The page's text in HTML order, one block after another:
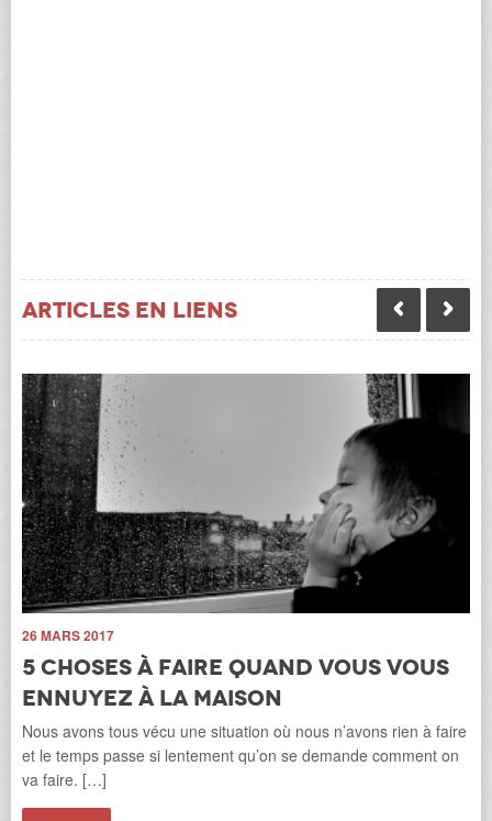
Articles en liens
26 MARS 2017
5 choses à faire quand vous vous
ennuyez à la maison
Nous avons tous vécu une situation où nous n’avons rien à faire
et le temps passe si lentement qu’on se demande comment on
va faire. […]